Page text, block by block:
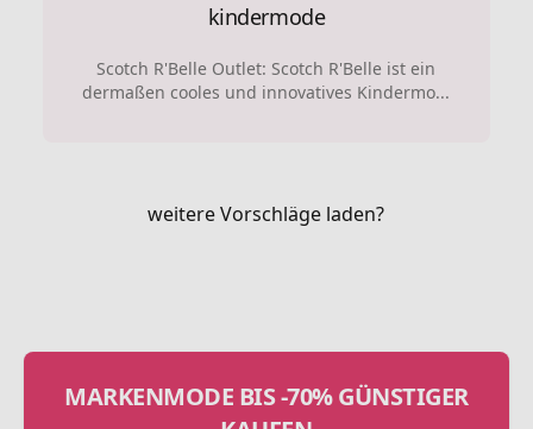
kindermode
Scotch R'Belle Outlet: Scotch R'Belle ist ein
dermaßen cooles und innovatives Kindermo...
weitere Vorschläge laden?
MARKENMODE BIS -70% GÜNSTIGER